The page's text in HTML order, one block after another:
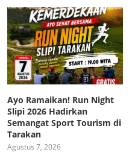
Ayo Ramaikan! Run Night
Slipi 2026 Hadirkan
Semangat Sport Tourism di
Tarakan
Agustus 7, 2026